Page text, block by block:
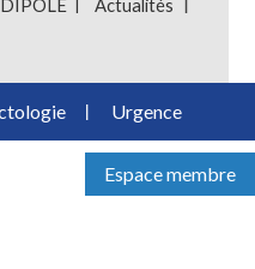
Actualités
Urgence
Espace membre